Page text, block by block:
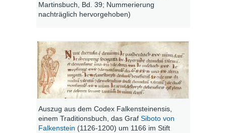
Martinsbuch, Bd. 39; Nummerierung
nachträglich hervorgehoben)
Auszug aus dem Codex Falkensteinensis,
einem Traditionsbuch, das Graf Siboto von
Falkenstein (1126-1200) um 1166 im Stift